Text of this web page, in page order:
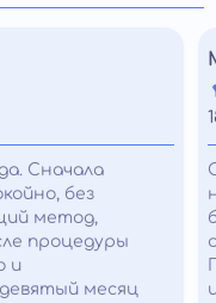
Сначала
без
метод,
процедуры
и
месяц